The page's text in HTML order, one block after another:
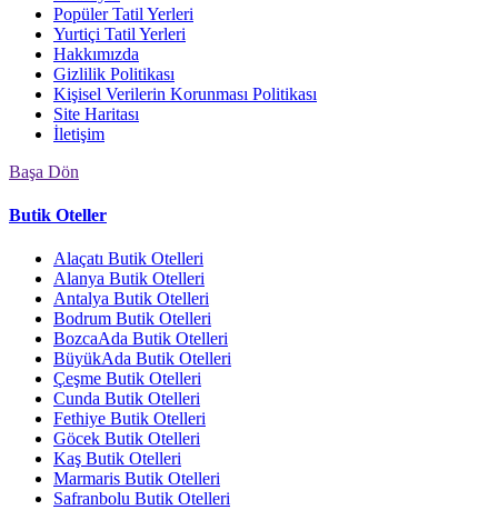
Popüler Tatil Yerleri
Yurtiçi Tatil Yerleri
Hakkımızda
Gizlilik Politikası
Kişisel Verilerin Korunması Politikası
Site Haritası
İletişim
Başa Dön
Butik Oteller
Alaçatı Butik Otelleri
Alanya Butik Otelleri
Antalya Butik Otelleri
Bodrum Butik Otelleri
BozcaAda Butik Otelleri
BüyükAda Butik Otelleri
Çeşme Butik Otelleri
Cunda Butik Otelleri
Fethiye Butik Otelleri
Göcek Butik Otelleri
Kaş Butik Otelleri
Marmaris Butik Otelleri
Safranbolu Butik Otelleri